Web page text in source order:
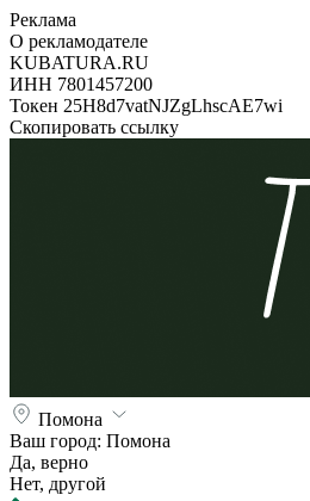
Реклама
О рекламодателе
KUBATURA.RU
ИНН 7801457200
Токен 25H8d7vatNJZgLhscAE7wi
Скопировать ссылку
Помона
Ваш город: Помона
Да, верно
Нет, другой